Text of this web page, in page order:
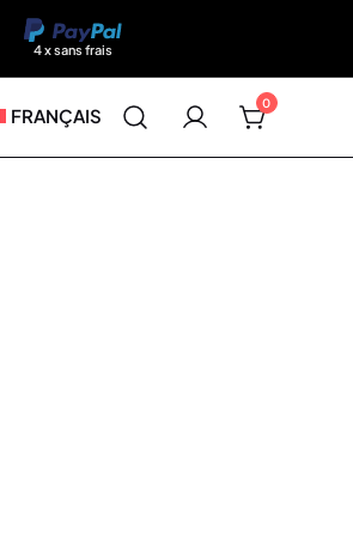
4 x sans frais
FRANÇAIS
0